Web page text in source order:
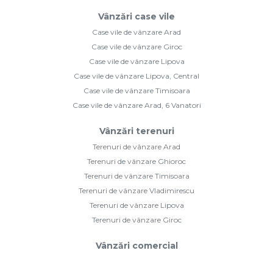
Vânzări case vile
Case vile de vânzare Arad
Case vile de vânzare Giroc
Case vile de vânzare Lipova
Case vile de vânzare Lipova, Central
Case vile de vânzare Timisoara
Case vile de vânzare Arad, 6 Vanatori
Vânzări terenuri
Terenuri de vânzare Arad
Terenuri de vânzare Ghioroc
Terenuri de vânzare Timisoara
Terenuri de vânzare Vladimirescu
Terenuri de vânzare Lipova
Terenuri de vânzare Giroc
Vânzări comercial